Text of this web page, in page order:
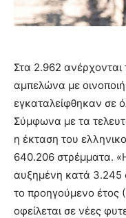
Στα 2.962
αμπελώνα με
εγκαταλείφθηκαν σε
Σύμφωνα με τα
η έκταση του
640.206 στρέμματα.
αυξημένη κατά 3.245
το προηγούμενο έτος
οφείλεται σε νέες